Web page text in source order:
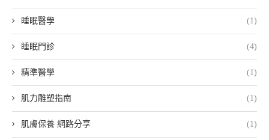
睡眠醫學 (1)
睡眠門診 (4)
精準醫學 (1)
肌力雕塑指南 (1)
肌膚保養 網路分享 (1)